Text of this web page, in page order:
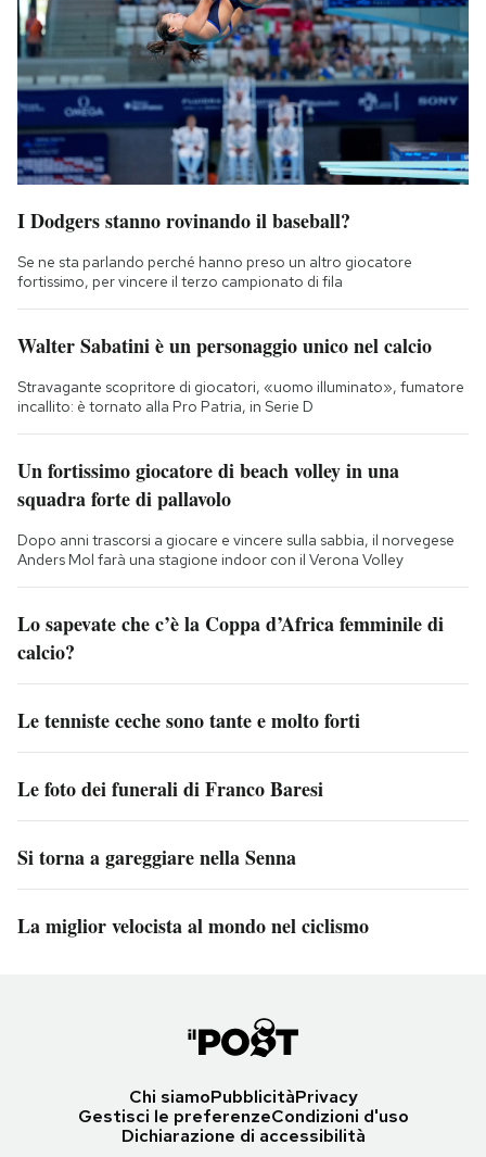
I Dodgers stanno rovinando il baseball?
Se ne sta parlando perché hanno preso un altro giocatore
fortissimo, per vincere il terzo campionato di fila
Walter Sabatini è un personaggio unico nel calcio
Stravagante scopritore di giocatori, «uomo illuminato», fumatore
incallito: è tornato alla Pro Patria, in Serie D
Un fortissimo giocatore di beach volley in una
squadra forte di pallavolo
Dopo anni trascorsi a giocare e vincere sulla sabbia, il norvegese
Anders Mol farà una stagione indoor con il Verona Volley
Lo sapevate che c’è la Coppa d’Africa femminile di
calcio?
Le tenniste ceche sono tante e molto forti
Le foto dei funerali di Franco Baresi
Si torna a gareggiare nella Senna
La miglior velocista al mondo nel ciclismo
Chi siamoPubblicitàPrivacy
Gestisci le preferenzeCondizioni d'uso
Dichiarazione di accessibilità